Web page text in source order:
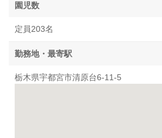
園児数
定員203名
勤務地・最寄駅
栃木県宇都宮市清原台6-11-5